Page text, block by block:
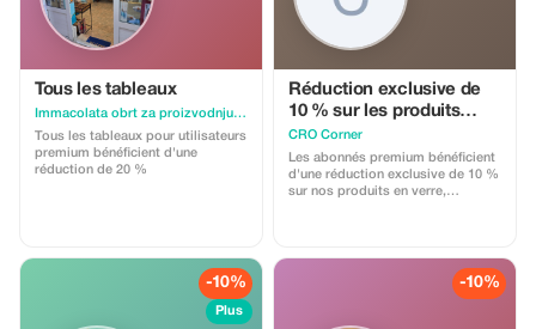
Tous les tableaux
Immacolata obrt za proizvodnju i usluge vl.Domagoj Ante Sartori
Tous les tableaux pour utilisateurs
premium bénéficient d'une
réduction de 20 %
Réduction exclusive de
10 % sur les produits
premium chez CRO
Corner
CRO Corner
Les abonnés premium bénéficient
d'une réduction exclusive de 10 %
sur nos produits en verre,
-10%
Plus
-10%